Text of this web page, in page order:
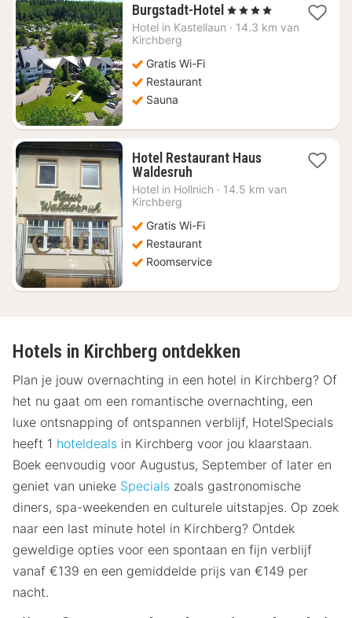
Burgstadt-Hotel 1
nacht
, 4 Sterren
Hotel in Kastellaun · 14.3 km van
Kirchberg
Gratis Wi-Fi
Restaurant
Sauna
Hotel Restaurant Haus
Waldesruh1
nacht
112,15
Hotel in Hollnich · 14.5 km van
Kirchberg
Gratis Wi-Fi
Restaurant
Roomservice
Hotels in Kirchberg ontdekken
Plan je jouw overnachting in een hotel in Kirchberg? Of
het nu gaat om een romantische overnachting, een
luxe ontsnapping of ontspannen verblijf, HotelSpecials
heeft 1 hoteldeals in Kirchberg voor jou klaarstaan.
Boek eenvoudig voor Augustus, September of later en
geniet van unieke Specials zoals gastronomische
diners, spa-weekenden en culturele uitstapjes. Op zoek
naar een last minute hotel in Kirchberg? Ontdek
geweldige opties voor een spontaan en fijn verblijf
vanaf €139 en een gemiddelde prijs van €149 per
nacht.